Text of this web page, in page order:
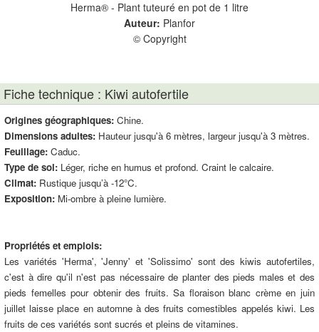
Herma® - Plant tuteuré en pot de 1 litre
Auteur: Planfor
© Copyright
Fiche technique : Kiwi autofertile
Origines géographiques: Chine.
Dimensions adultes: Hauteur jusqu'à 6 mètres, largeur jusqu'à 3 mètres.
Feuillage: Caduc.
Type de sol: Léger, riche en humus et profond. Craint le calcaire.
Climat: Rustique jusqu’à -12°C.
Exposition: Mi-ombre à pleine lumière.
Propriétés et emplois:
Les variétés 'Herma', 'Jenny' et 'Solissimo' sont des kiwis autofertiles,
c'est à dire qu'il n'est pas nécessaire de planter des pieds males et des
pieds femelles pour obtenir des fruits. Sa floraison blanc crème en juin
juillet laisse place en automne à des fruits comestibles appelés kiwi. Les
fruits de ces variétés sont sucrés et pleins de vitamines.